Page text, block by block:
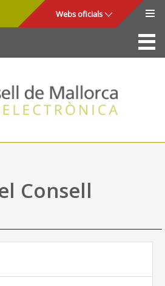
Webs oficials
La Seu
Consell de Mallorca
Accés i seguretat
Utilitats
Ajuda
Consell